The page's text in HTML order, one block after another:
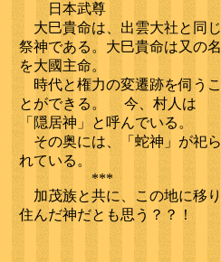
日本武尊
大巳貴命は、出雲大社と同じ
祭神である。大巳貴命は又の名
を大國主命。
時代と権力の変遷跡を伺うこ
とができる。 今、村人は
「隠居神」と呼んでいる。
その奥には、「蛇神」が祀ら
れている。
***
加茂族と共に、この地に移り
住んだ神だとも思う？？！